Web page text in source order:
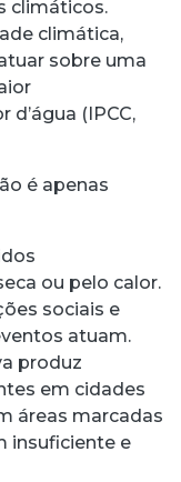
climáticos.
climática,
sobre uma
(IPCC,
é apenas
ou pelo calor.
sociais e
atuam.
produz
em cidades
áreas marcadas
insuficiente e